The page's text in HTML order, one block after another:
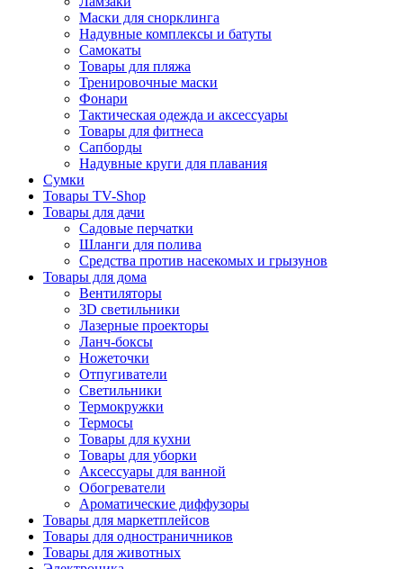
Маски для снорклинга
Надувные комплексы и батуты
Самокаты
Товары для пляжа
Тренировочные маски
Фонари
Тактическая одежда и аксессуары
Товары для фитнеса
Сапборды
Надувные круги для плавания
Сумки
Товары TV-Shop
Товары для дачи
Садовые перчатки
Шланги для полива
Средства против насекомых и грызунов
Товары для дома
Вентиляторы
3D светильники
Лазерные проекторы
Ланч-боксы
Ножеточки
Отпугиватели
Светильники
Термокружки
Термосы
Товары для кухни
Товары для уборки
Аксессуары для ванной
Обогреватели
Ароматические диффузоры
Товары для маркетплейсов
Товары для одностраничников
Товары для животных